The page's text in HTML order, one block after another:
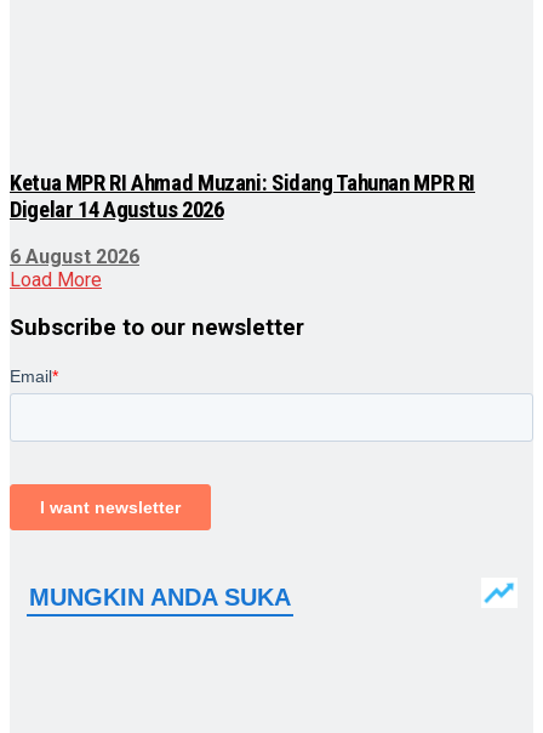
Ketua MPR RI Ahmad Muzani: Sidang Tahunan MPR RI
Digelar 14 Agustus 2026
6 August 2026
Load More
Subscribe to our newsletter